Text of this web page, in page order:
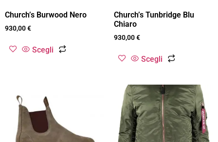
Church’s Burwood Nero
930,00€
Scegli
Church’s Tunbridge Blu
Chiaro
930,00€
Scegli